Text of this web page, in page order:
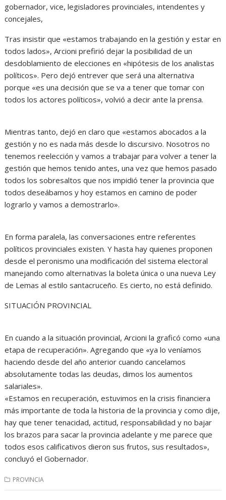
gobernador, vice, legisladores provinciales, intendentes y
concejales,
Tras insistir que «estamos trabajando en la gestión y estar en
todos lados», Arcioni prefirió dejar la posibilidad de un
desdoblamiento de elecciones en «hipótesis de los analistas
políticos». Pero dejó entrever que será una alternativa
porque «es una decisión que se va a tener que tomar con
todos los actores políticos», volvió a decir ante la prensa.
Mientras tanto, dejó en claro que «estamos abocados a la
gestión y no es nada más desde lo discursivo. Nosotros no
tenemos reelección y vamos a trabajar para volver a tener la
gestión que hemos tenido antes, una vez que hemos pasado
todos los sobresaltos que nos impidió tener la provincia que
todos deseábamos y hoy estamos en camino de poder
lograrlo y vamos a demostrarlo».
En forma paralela, las conversaciones entre referentes
políticos provinciales existen. Y hasta hay quienes proponen
desde el peronismo una modificación del sistema electoral
manejando como alternativas la boleta única o una nueva Ley
de Lemas al estilo santacruceño. Es cierto, no está definido.
SITUACIÓN PROVINCIAL
En cuando a la situación provincial, Arcioni la graficó como «una
etapa de recuperación». Agregando que «ya lo veníamos
haciendo desde del año anterior cuando cancelamos
absolutamente todas las deudas, dimos los aumentos
salariales».
«Estamos en recuperación, estuvimos en la crisis financiera
más importante de toda la historia de la provincia y como dije,
hay que tener tenacidad, actitud, responsabilidad y no bajar
los brazos para sacar la provincia adelante y me parece que
todos esos calificativos dieron sus frutos, sus resultados»,
concluyó el Gobernador.
PROVINCIA